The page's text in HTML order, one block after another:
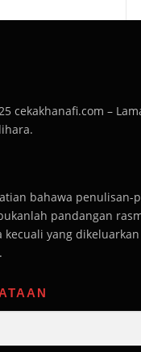
cekakhanafi.com –
bahawa penulisan-
pandangan
kecuali yang